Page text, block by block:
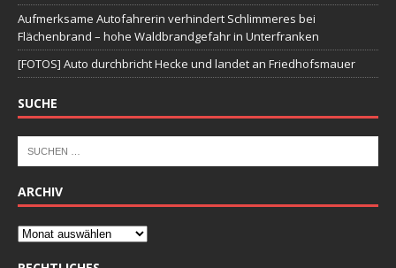
Aufmerksame Autofahrerin verhindert Schlimmeres bei
Flächenbrand – hohe Waldbrandgefahr in Unterfranken
[FOTOS] Auto durchbricht Hecke und landet an Friedhofsmauer
SUCHE
ARCHIV